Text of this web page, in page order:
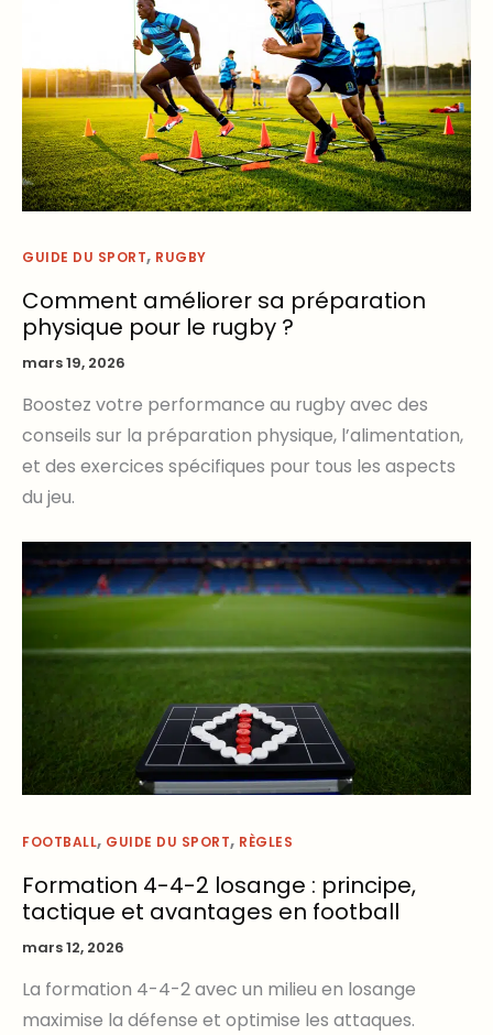
GUIDE DU SPORT, RUGBY
Comment améliorer sa préparation
physique pour le rugby ?
mars 19, 2026
Boostez votre performance au rugby avec des
conseils sur la préparation physique, l’alimentation,
et des exercices spécifiques pour tous les aspects
du jeu.
FOOTBALL, GUIDE DU SPORT, RÈGLES
Formation 4-4-2 losange : principe,
tactique et avantages en football
mars 12, 2026
La formation 4-4-2 avec un milieu en losange
maximise la défense et optimise les attaques.